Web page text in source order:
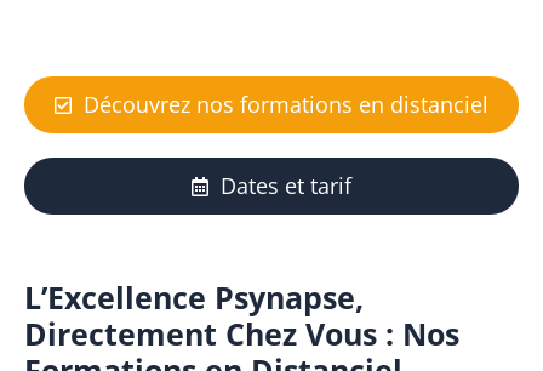
Découvrez nos formations en distanciel
Dates et tarif
L’Excellence Psynapse,
Directement Chez Vous : Nos